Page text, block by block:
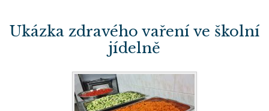
Ukázka zdravého vaření ve školní
jídelně